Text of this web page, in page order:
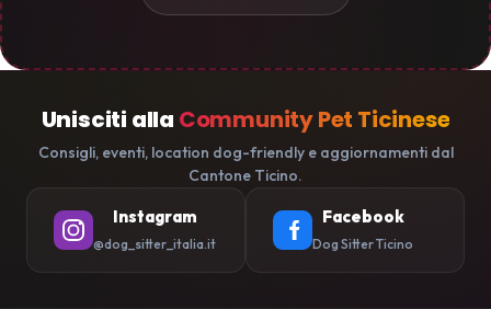
Unisciti alla Community Pet Ticinese
Consigli, eventi, location dog-friendly e aggiornamenti dal
Cantone Ticino.
Instagram
@dog_sitter_italia.it
Facebook
Dog Sitter Ticino